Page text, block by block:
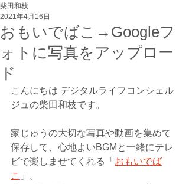
おもいでばこ→Googleフ
ォトに写真をアップロー
ド
柴田和枝
2021年4月16日
こんにちは デジタルライフコンシェル
ジュの柴田和枝です。
家じゅうの大切な写真や動画を集めて
保存して、心地よいBGMと一緒にテレ
ビで楽しませてくれる「 おもいでば
こ 」。